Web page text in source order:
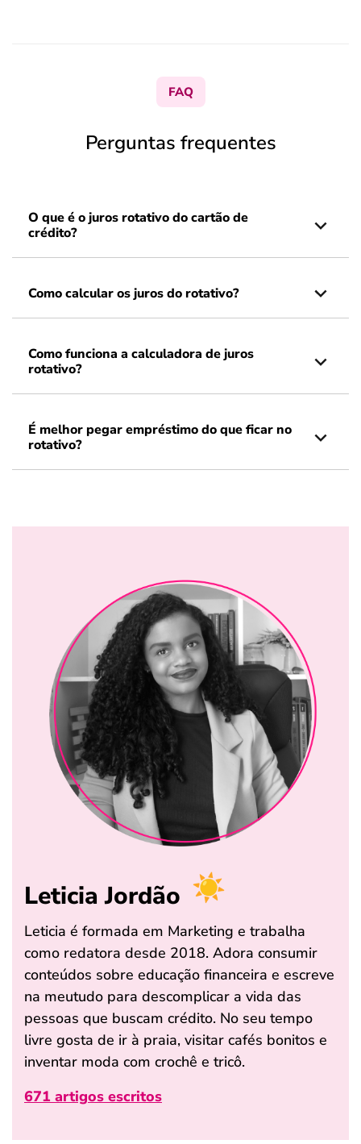
FAQ
Perguntas frequentes
O que é o juros rotativo do cartão de
crédito?
Como calcular os juros do rotativo?
Como funciona a calculadora de juros
rotativo?
É melhor pegar empréstimo do que ficar no
rotativo?
Leticia Jordão
Leticia é formada em Marketing e trabalha
como redatora desde 2018. Adora consumir
conteúdos sobre educação financeira e escreve
na meutudo para descomplicar a vida das
pessoas que buscam crédito. No seu tempo
livre gosta de ir à praia, visitar cafés bonitos e
inventar moda com crochê e tricô.
671 artigos escritos